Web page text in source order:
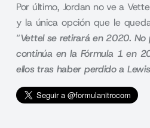
Por último, Jordan no ve a
y la única opción que le
“Vettel se retirará en 2020. No
continúa en la Fórmula 1 en
ellos tras haber perdido a